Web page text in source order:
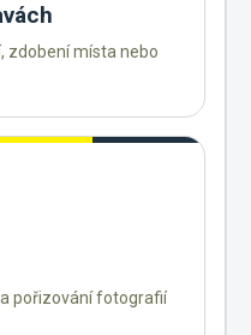
zdobení místa nebo
pořizování fotografií